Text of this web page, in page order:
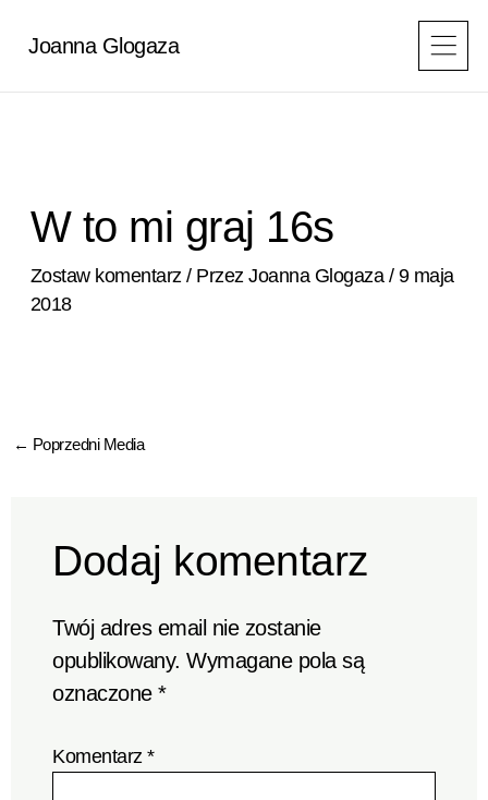
Joanna Glogaza
W to mi graj 16s
Zostaw komentarz / PrzezJoanna Glogaza / 9 maja
2018
← Poprzedni Media
Dodaj komentarz
Twój adres email nie zostanie
opublikowany. Wymagane pola są
oznaczone*
Komentarz*